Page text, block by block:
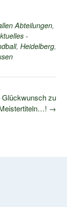
Abteilungen,
-
, Heidelberg,
Glückwunsch zu
→